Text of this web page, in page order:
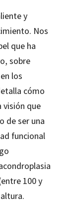
y
Nos
que ha
sobre
los
cómo
visión que
de ser una
funcional
100 y